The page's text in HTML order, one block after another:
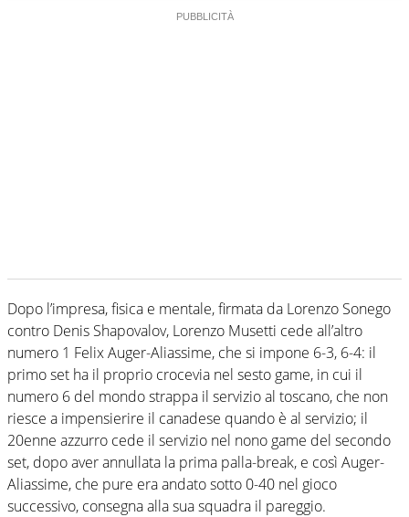
Dopo l’impresa, fisica e mentale, firmata da Lorenzo Sonego
contro Denis Shapovalov, Lorenzo Musetti cede all’altro
numero 1 Felix Auger-Aliassime, che si impone 6-3, 6-4: il
primo set ha il proprio crocevia nel sesto game, in cui il
numero 6 del mondo strappa il servizio al toscano, che non
riesce a impensierire il canadese quando è al servizio; il
20enne azzurro cede il servizio nel nono game del secondo
set, dopo aver annullata la prima palla-break, e così Auger-
Aliassime, che pure era andato sotto 0-40 nel gioco
successivo, consegna alla sua squadra il pareggio.